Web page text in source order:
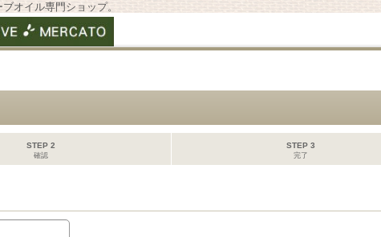
オイル専門ショップ。
STEP 2
確認
STEP 3
完了